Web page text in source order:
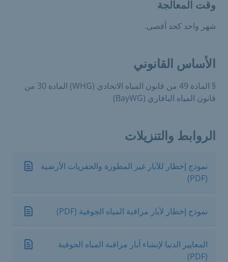
وقت المعالجة
شهر واحد كحد أقصى.
الأساس القانوني
§ المادة 49 من قانون المياه الاتحادي (WHG) المادة 30 من
قانون المياه البافاري (BayWG)
الروابط والتنزيلات
نموذج إخطار للآبار غير المطورة والحفريات الأرضية
(PDF)
نموذج إخطار لآبار مراقبة المياه الجوفية (PDF)
المعايير الدنيا لإنشاء آبار مراقبة المياه الجوفية
(PDF)